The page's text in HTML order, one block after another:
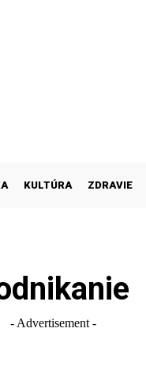
KULTÚRA ZDRAVIE
- Advertisement -